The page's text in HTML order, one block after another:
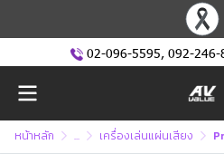
02-096-5595, 092-246-
หน้าหลัก ... เครื่องเล่นแผ่นเสียง